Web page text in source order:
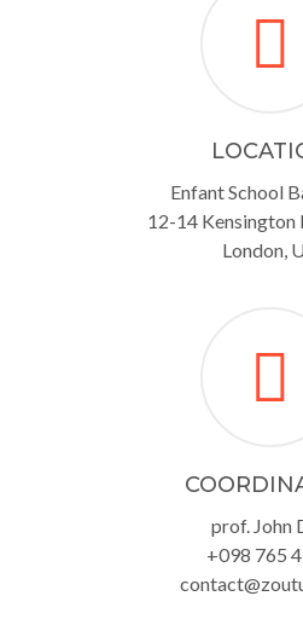
Enfant School
12-14 Kensington
London,
prof. John
+098 765